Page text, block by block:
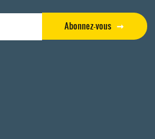
Abonnez-vous